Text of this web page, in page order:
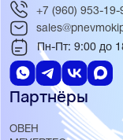
Партнёры
ОВЕН
+7 (960) 953-19-
Пн-Пт: 9:00 до